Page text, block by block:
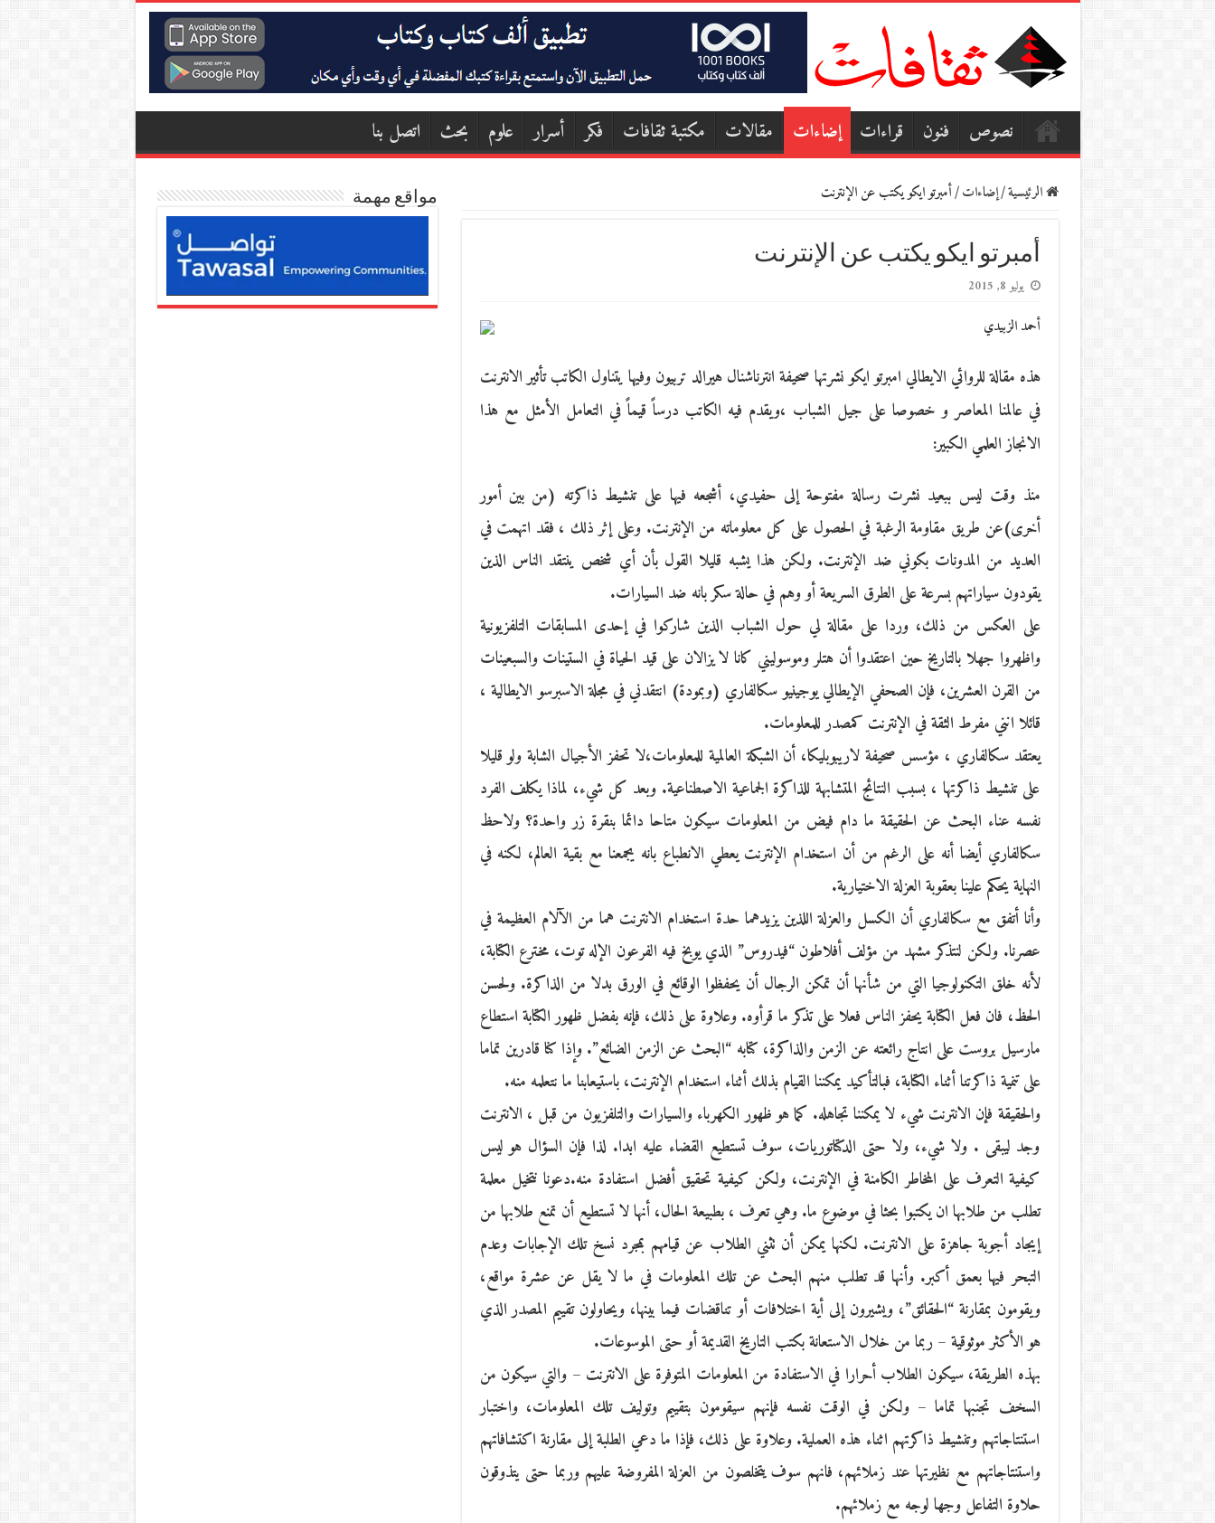
نصوص فنون قراءات إضاءات مقالات مكتبة ثقافات فكر أسرار علوم بحث اتصل بنا
الرئيسية/إضاءات/أمبرتو ايكو يكتب عن الإنترنت
أمبرتو ايكو يكتب عن الإنترنت
يوليو 8, 2015
أحمد الزبيدي
هذه مقالة للروائي الايطالي امبرتو ايكو نشرتها صحيفة انترناشنال هيرالد تربيون وفيها يتناول الكاتب تأثير الانترنت
في عالمنا المعاصر و خصوصا على جيل الشباب ،ويقدم فيه الكاتب درساً قيماً في التعامل الأمثل مع هذا
الانجاز العلمي الكبير:
منذ وقت ليس ببعيد نشرت رسالة مفتوحة إلى حفيدي، أشجعه فيها على تنشيط ذاكرته (من بين أمور
أخرى)عن طريق مقاومة الرغبة في الحصول على كل معلوماته من الإنترنت. وعلى إثر ذلك ، فقد اتهمت في
العديد من المدونات بكوني ضد الإنترنت. ولكن هذا يشبه قليلا القول بأن أي شخص ينتقد الناس الذين
يقودون سياراتهم بسرعة على الطرق السريعة أو وهم في حالة سكر بانه ضد السيارات.
على العكس من ذلك، وردا على مقالة لي حول الشباب الذين شاركوا في إحدى المسابقات التلفزيونية
واظهروا جهلا بالتاريخ حين اعتقدوا أن هتلر وموسوليني كانا لا يزالان على قيد الحياة في الستينات والسبعينات
من القرن العشرين، فإن الصحفي الإيطالي يوجينيو سكالفاري (وبمودة) انتقدني في مجلة الاسبرسو الايطالية ،
قائلا انني مفرط الثقة في الإنترنت كمصدر للمعلومات.
يعتقد سكالفاري ، مؤسس صحيفة لاريبوبليكا، أن الشبكة العالمية للمعلومات،لا تحفز الأجيال الشابة ولو قليلا
على تنشيط ذاكرتها ، بسبب النتائج المتشابهة للذاكرة الجماعية الاصطناعية. وبعد كل شيء، لماذا يكلف الفرد
نفسه عناء البحث عن الحقيقة ما دام فيض من المعلومات سيكون متاحا دائما بنقرة زر واحدة؟ ولاحظ
سكالفاري أيضا أنه على الرغم من أن استخدام الإنترنت يعطي الانطباع بانه يجمعنا مع بقية العالم، لكنه في
النهاية يحكم علينا بعقوبة العزلة الاختيارية.
وأنا أتفق مع سكالفاري أن الكسل والعزلة اللذين يزيدهما حدة استخدام الانترنت هما من الآلام العظيمة في
عصرنا. ولكن لنتذكر مشهد من مؤلف أفلاطون “فيدروس” الذي يوبخ فيه الفرعون الإله توت، مخترع الكتابة،
لأنه خلق التكنولوجيا التي من شأنها أن تمكن الرجال أن يحفظوا الوقائع في الورق بدلا من الذاكرة. ولحسن
الحظ، فان فعل الكتابة يحفز الناس فعلا على تذكر ما قرأوه. وعلاوة على ذلك، فإنه بفضل ظهور الكتابة استطاع
مارسيل بروست على انتاج رائعته عن الزمن والذاكرة، كتابه “البحث عن الزمن الضائع”. وإذا كنا قادرين تماما
على تنمية ذاكرتنا أثناء الكتابة، فبالتأكيد يمكننا القيام بذلك أثناء استخدام الإنترنت، باستيعابنا ما نتعلمه منه.
والحقيقة فإن الانترنت شيء لا يمكننا تجاهله. كما هو ظهور الكهرباء والسيارات والتلفزيون من قبل ، الانترنت
وجد ليبقى . ولا شيء، ولا حتى الدكتاتوريات، سوف تستطيع القضاء عليه ابدا. لذا فإن السؤال هو ليس
كيفية التعرف على المخاطر الكامنة في الإنترنت، ولكن كيفية تحقيق أفضل استفادة منه.دعونا نتخيل معلمة
تطلب من طلابها ان يكتبوا بحثا في موضوع ما. وهي تعرف ، بطبيعة الحال، أنها لا تستطيع أن تمنع طلابها من
إيجاد أجوبة جاهزة على الانترنت. لكنها يمكن أن تثني الطلاب عن قيامهم بمجرد نسخ تلك الإجابات وعدم
التبحر فيها بعمق أكبر. وأنها قد تطلب منهم البحث عن تلك المعلومات في ما لا يقل عن عشرة مواقع،
ويقومون بمقارنة “الحقائق”، ويشيرون إلى أية اختلافات أو تناقضات فيما بينها، ويحاولون تقييم المصدر الذي
هو الأكثر موثوقية – ربما من خلال الاستعانة بكتب التاريخ القديمة أو حتى الموسوعات.
بهذه الطريقة، سيكون الطلاب أحرارا في الاستفادة من المعلومات المتوفرة على الانترنت – والتي سيكون من
السخف تجنبها تماما – ولكن في الوقت نفسه فإنهم سيقومون بتقييم وتوليف تلك المعلومات، واختبار
استنتاجاتهم وتنشيط ذاكرتهم اثناء هذه العملية. وعلاوة على ذلك، فإذا ما دعي الطلبة إلى مقارنة اكتشافاتهم
واستنتاجاتهم مع نظيرتها عند زملائهم، فانهم سوف يتخلصون من العزلة المفروضة عليهم وربما حتى يتذوقون
حلاوة التفاعل وجها لوجه مع زملائهم.
مواقع مهمة